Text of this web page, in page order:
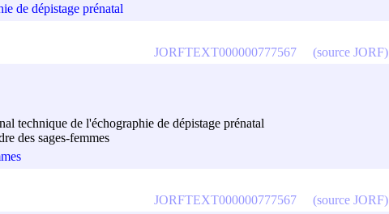
de dépistage prénatal
technique de l'échographie de dépistage prénatal
des sages-femmes
JORFTEXT000000777567 (source JORF)
JORFTEXT000000777567 (source JORF)